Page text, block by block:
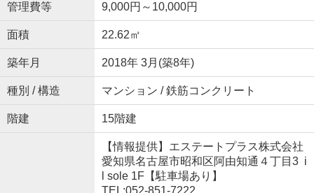
管理費等 9,000円～10,000円
面積 22.62㎡
築年月 2018年 3月(築8年)
種別 / 構造 マンション / 鉄筋コンクリート
階建 15階建
【情報提供】エステートプラス株式会社
愛知県名古屋市昭和区阿由知通４丁目3 i
l sole 1F【駐車場あり】
TEL:052-851-7222